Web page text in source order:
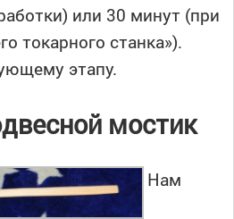
или 30 минут (при
токарного станка»).
этапу.
мостик
Нам